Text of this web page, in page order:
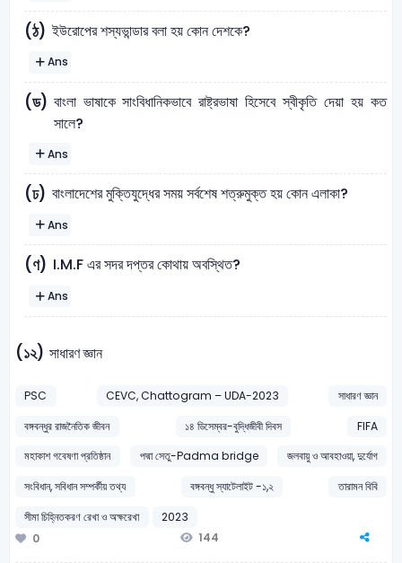
(ঠ) ইউরোপের শস্যভান্ডার বলা হয় কোন দেশকে?
Ans
(ড) বাংলা ভাষাকে সাংবিধানিকভাবে রাষ্ট্রভাষা হিসেবে স্বীকৃতি দেয়া হয় কত
সালে?
Ans
(ঢ) বাংলাদেশের মুক্তিযুদ্ধের সময় সর্বশেষ শত্রুমুক্ত হয় কোন এলাকা?
Ans
(ণ) I.M.F এর সদর দপ্তর কোথায় অবস্থিত?
Ans
(১২) সাধারণ জ্ঞান
PSC CEVC, Chattogram – UDA-2023
সাধারণ জ্ঞান
বঙ্গবন্ধুর রাজনৈতিক জীবন
১৪ ডিসেম্বর-বুদ্ধিজীবী দিবস
FIFA
মহাকাশ গবেষণা প্রতিষ্ঠান
পদ্মা সেতু-Padma bridge
জলবায়ু ও আবহাওয়া, দুর্যোগ
সংবিধান, সবিধান সম্পর্কীয় তথ্য
বঙ্গবন্ধু স্যাটেলাইট -১,২
তারামন বিবি
সীমা চিহ্নিতকরণ রেখা ও অক্ষরেখা
2023
0
144